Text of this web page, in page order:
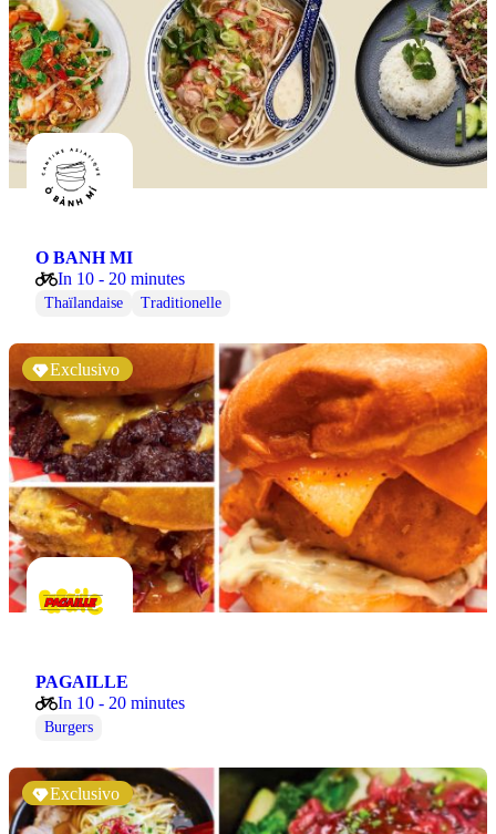
O BANH MI
In 10 - 20 minutes
Thaïlandaise Traditionelle
Exclusivo
PAGAILLE
In 10 - 20 minutes
Burgers
Exclusivo